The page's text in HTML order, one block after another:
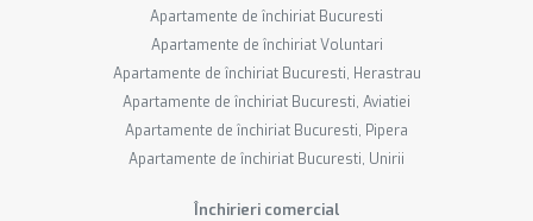
Apartamente de închiriat Bucuresti
Apartamente de închiriat Voluntari
Apartamente de închiriat Bucuresti, Herastrau
Apartamente de închiriat Bucuresti, Aviatiei
Apartamente de închiriat Bucuresti, Pipera
Apartamente de închiriat Bucuresti, Unirii
Închirieri comercial